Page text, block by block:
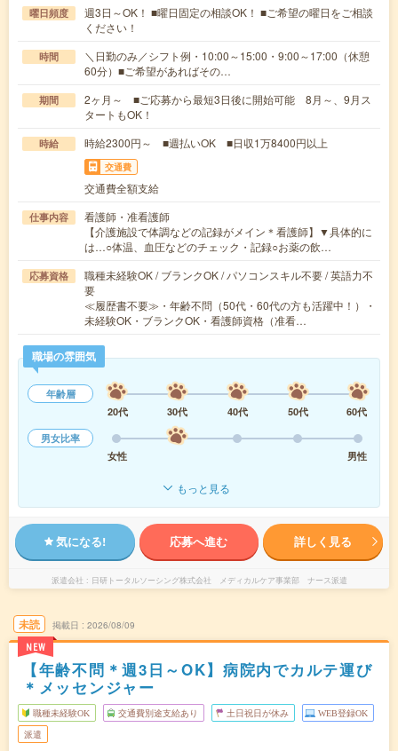
曜日頻度
週3日～OK！ ■曜日固定の相談OK！ ■ご希望の曜日をご相談
ください！
時間
＼日勤のみ／シフト例・10:00～15:00・9:00～17:00（休憩
60分）■ご希望があればその…
期間
2ヶ月～ ■ご応募から最短3日後に開始可能 8月～、9月ス
タートもOK！
時給 時給2300円～ ■週払いOK ■日収1万8400円以上
交通費
交通費全額支給
仕事内容
看護師・准看護師
【介護施設で体調などの記録がメイン＊看護師】▼具体的に
は…○体温、血圧などのチェック・記録○お薬の飲…
応募資格
職種未経験OK / ブランクOK / パソコンスキル不要 / 英語力不
要
≪履歴書不要≫・年齢不問（50代・60代の方も活躍中！）・
未経験OK・ブランクOK・看護師資格（准看…
職場の雰囲気
年齢層
20代
30代 40代 50代
60代
男女比率
女性
男性
もっと見る
気になる! 応募へ進む 詳しく見る
派遣会社 日研トータルソーシング株式会社 メディカルケア事業部 ナース派遣
未読
NEW
掲載日 2026/08/09
【年齢不問＊週3日～OK】病院内でカルテ運び
＊メッセンジャー
職種未経験OK 交通費別途支給あり 土日祝日が休み WEB登録OK
派遣